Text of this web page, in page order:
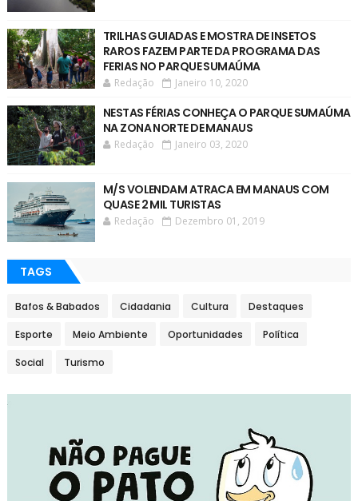
TRILHAS GUIADAS E MOSTRA DE INSETOS
RAROS FAZEM PARTE DA PROGRAMA DAS
FERIAS NO PARQUE SUMAÚMA
Redação Janeiro 10, 2020
NESTAS FÉRIAS CONHEÇA O PARQUE SUMAÚMA
NA ZONA NORTE DE MANAUS
Redação Janeiro 03, 2020
M/S VOLENDAM ATRACA EM MANAUS COM
QUASE 2 MIL TURISTAS
Redação Dezembro 01, 2019
TAGS
Bafos & Babados Cidadania Cultura Destaques
Esporte Meio Ambiente Oportunidades Política
Social Turismo